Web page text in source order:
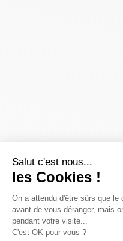
Salut c'est nous...
les Cookies !
On a attendu d'être sûrs que
avant de vous déranger, mais
pendant votre visite...
C'est OK pour vous ?